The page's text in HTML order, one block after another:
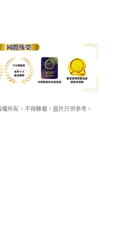
所有。不得轉載。圖片只供參考。